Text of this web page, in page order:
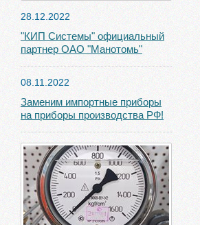
28.12.2022
"КИП Системы" официальный
партнер ОАО "Манотомь"
08.11.2022
Заменим импортные приборы
на приборы производства РФ!